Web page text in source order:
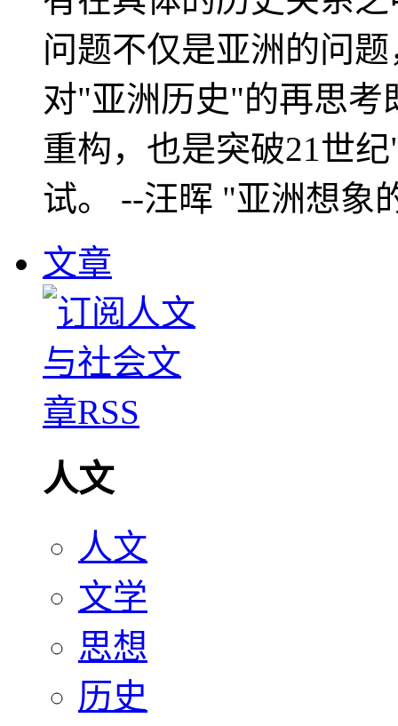
问题不仅是亚洲的问
对"亚洲历史"的再思考
重构，也是突破21世
试。 --汪晖 "亚洲想象
文章
人文
人文
文学
思想
历史